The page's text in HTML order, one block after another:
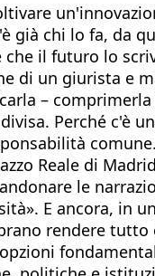
già chi lo fa, da
il futuro lo
di un giurista e
–
Perché c'è
comune.
Reale di
le
E ancora, in
rendere